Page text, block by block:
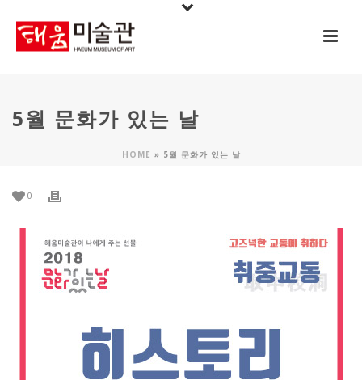
5월 문화가 있는 날
HOME » 5월 문화가 있는 날
0